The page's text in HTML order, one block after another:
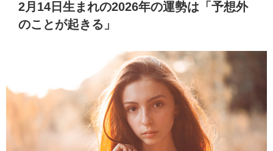
2月14日生まれの2026年の運勢は「予想外
のことが起きる」